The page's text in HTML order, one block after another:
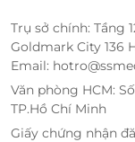
trải nghiệm
nhanh chóng.
tặng Dottie để
thời trang yêu
Trụ sở chính: Tầng
Goldmark City 136
Email:
Văn phòng HCM:
TP.Hồ Chí Minh
Giấy chứng nhận